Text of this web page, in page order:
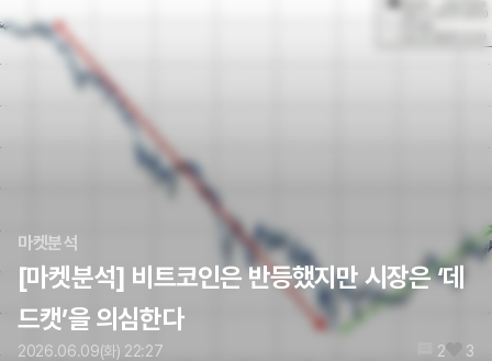
마켓분석
[마켓분석] 비트코인은 반등했지만 시장은 ‘데
드캣’을 의심한다
2026.06.09(화) 22:27 2 3